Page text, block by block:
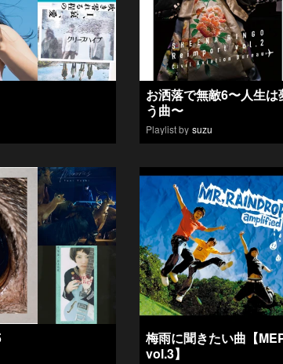
お洒落で無敵6〜人生
う曲〜
Playlist by suzu
梅雨に聞きたい曲【
vol.3】